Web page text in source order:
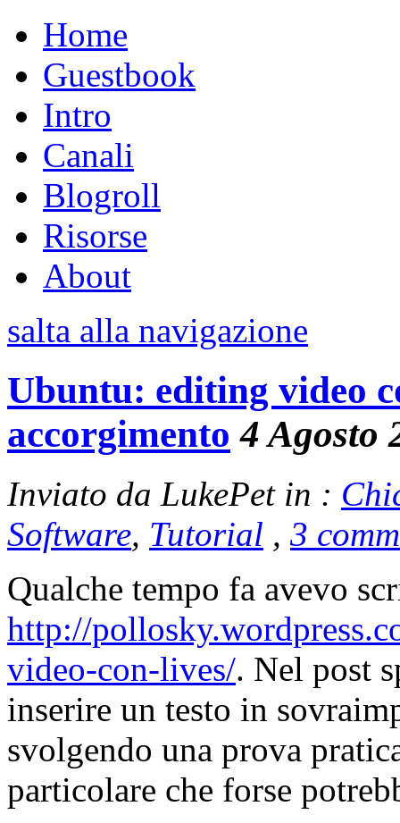
Home
Guestbook
Intro
Canali
Blogroll
Risorse
About
salta alla navigazione
Ubuntu: editing video
accorgimento 4 Agosto
Inviato da LukePet in :
Software, Tutorial , 3
Qualche tempo fa avevo
http://
video-con-lives/. Nel post
inserire un testo in
svolgendo una prova
particolare che forse